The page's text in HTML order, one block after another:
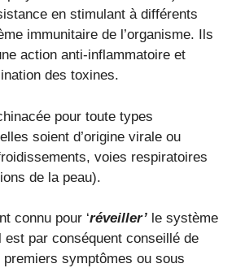
en stimulant à différents
immunitaire de l’organisme. Ils
action anti-inflammatoire et
des toxines.
pour toute types
soient d’origine virale ou
voies respiratoires
de la peau).
connu pour ‘réveiller’ le système
est par conséquent conseillé de
premiers symptômes ou sous